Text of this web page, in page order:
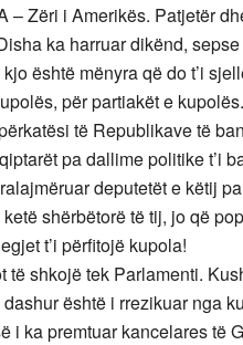
– Zëri i Amerikës. Patjetër
ka harruar dikënd,
është mënyra që do t’i
për partiakët e
të Republikave të
pa dallime politike t’i
deputetët e këtij
shërbëtorë të tij, jo që
t’i përfitojë kupola!
të shkojë tek Parlamenti.
është i rrezikuar nga
i ka premtuar kancelares të